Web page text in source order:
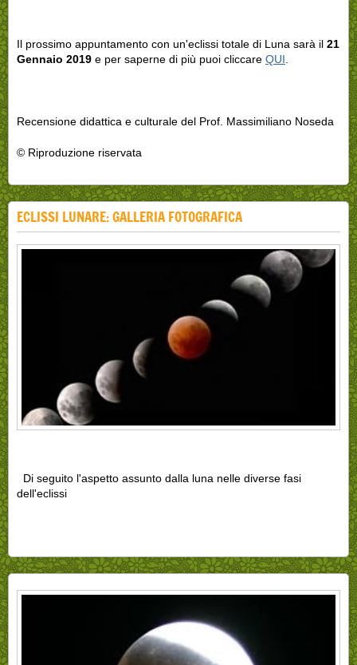
Il prossimo appuntamento con un'eclissi totale di Luna sarà il 21
Gennaio 2019 e per saperne di più puoi cliccare QUI
Recensione didattica e culturale del Prof. Massimiliano Noseda
© Riproduzione riservata
ECLISSI LUNARE: GALLERIA FOTOGRAFICA
Di seguito l'aspetto assunto dalla luna nelle diverse fasi
dell'eclissi